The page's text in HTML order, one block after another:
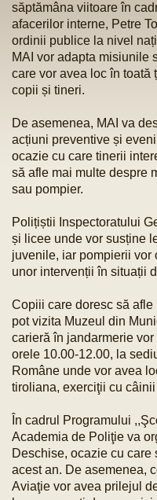
săptămâna viitoare în
afacerilor interne, Petre
ordinii publice la nivel
MAI vor adapta misiunile
care vor avea loc în toată
copii și tineri.
De asemenea, MAI va
acțiuni preventive și
ocazie cu care tinerii
să afle mai multe despre
sau pompier.
Polițiștii Inspectoratului
și licee unde vor susține
juvenile, iar pompierii
unor intervenții în situații
Copiii care doresc să
pot vizita Muzeul din
carieră în jandarmerie
orele 10.00-12.00, la
Române unde vor avea
tiroliana, exerciţii cu
În cadrul Programului
Academia de Poliţie va
Deschise, ocazie cu care
acest an. De asemenea,
Aviaţie vor avea prilejul